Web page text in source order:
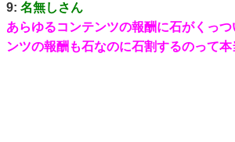
9: 名無しさん
あらゆるコンテンツの報酬に石がくっ
ンツの報酬も石なのに石割するのって